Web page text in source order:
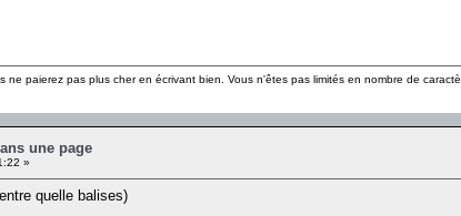
paierez pas plus cher en écrivant bien. Vous n'êtes pas limités en nombre de
une page
»
quelle balises)